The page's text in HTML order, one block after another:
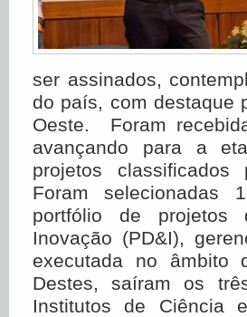
ser assinados,
do país, com destaque
Oeste. Foram
avançando para a
projetos
Foram selecionadas
portfólio de projetos
Inovação (PD&I),
executada no âmbito
Destes, saíram os
Institutos de Ciência